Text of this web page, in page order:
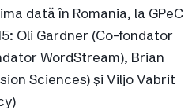
dată în Romania, la GPeC
Oli Gardner (Co-fondator
WordStream), Brian
Sciences) şi Viljo Vabrit